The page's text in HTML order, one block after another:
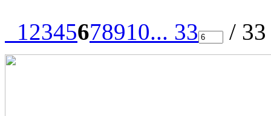
1 2345678910... 33 /